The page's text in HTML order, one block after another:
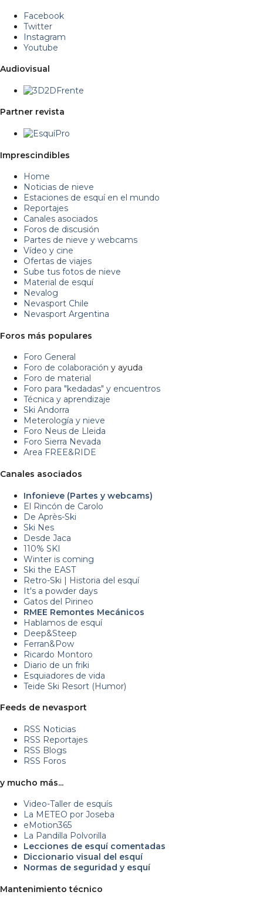
Facebook
Twitter
Instagram
Youtube
Audiovisual
Partner revista
Imprescindibles
Home
Noticias de nieve
Estaciones de esquí en el mundo
Reportajes
Canales asociados
Foros de discusión
Partes de nieve y webcams
Vídeo y cine
Ofertas de viajes
Sube tus fotos de nieve
Material de esquí
Nevalog
Nevasport Chile
Nevasport Argentina
Foros más populares
Foro General
Foro de colaboración y ayuda
Foro de material
Foro para "kedadas" y encuentros
Técnica y aprendizaje
Ski Andorra
Meterología y nieve
Foro Neus de Lleida
Foro Sierra Nevada
Area FREE&RIDE
Canales asociados
Infonieve (Partes y webcams)
El Rincón de Carolo
De Après-Ski
Ski Nes
Desde Jaca
110% SKI
Winter is coming
Ski the EAST
Retro-Ski | Historia del esquí
It's a powder days
Gatos del Pirineo
RMEE Remontes Mecánicos
Hablamos de esquí
Deep&Steep
Ferran&Pow
Ricardo Montoro
Diario de un friki
Esquiadores de vida
Teide Ski Resort (Humor)
Feeds de nevasport
RSS Noticias
RSS Reportajes
RSS Blogs
RSS Foros
y mucho más...
Video-Taller de esquís
La METEO por Joseba
eMotion365
La Pandilla Polvorilla
Lecciones de esquí comentadas
Diccionario visual del esquí
Normas de seguridad y esquí
Mantenimiento técnico